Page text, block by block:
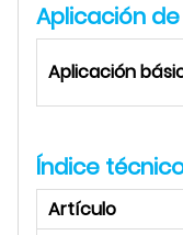
Aplicación
Aplicación
Índice
Artículo